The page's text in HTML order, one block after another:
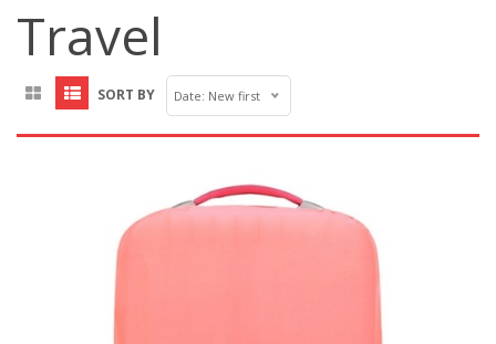
Travel
SORT BY Date: New first